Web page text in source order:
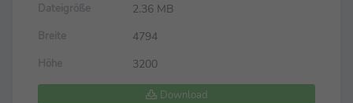
Dateigröße 2.36 MB
Breite 4794
Höhe 3200
Download